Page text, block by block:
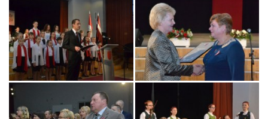
Рыбалка и охота